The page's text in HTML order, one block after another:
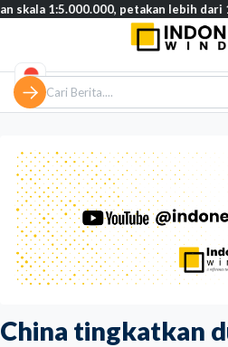
China tingkatkan
petakan lebih dari 13.500